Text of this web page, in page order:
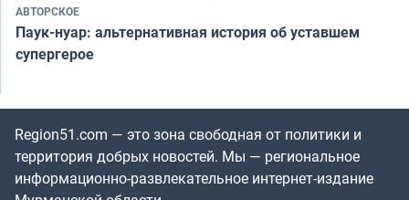
АВТОРСКОЕ
Паук-нуар: альтернативная история об уставшем
супергерое
Region51.com — это зона свободная от политики и
территория добрых новостей. Мы — региональное
информационно-развлекательное интернет-издание